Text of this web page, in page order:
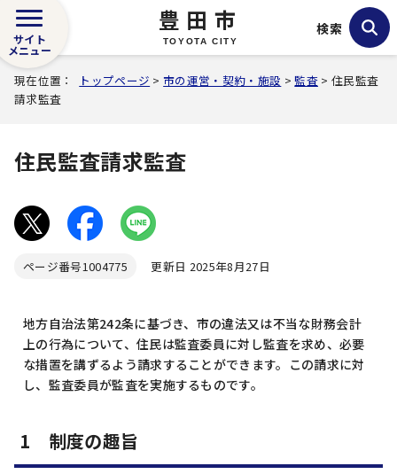
豊田市
TOYOTA CITY
サイト
メニュー
検索
現在位置： トップページ >市の運営・契約・施設 >監査> 住民監査
請求監査
住民監査請求監査
ページ番号1004775 更新日 2025年8月27日
地方自治法第242条に基づき、市の違法又は不当な財務会計
上の行為について、住民は監査委員に対し監査を求め、必要
な措置を講ずるよう請求することができます。この請求に対
し、監査委員が監査を実施するものです。
1 制度の趣旨